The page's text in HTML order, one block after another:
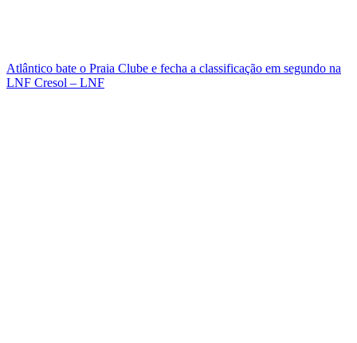
Atlântico bate o Praia Clube e fecha a classificação em segundo na
LNF Cresol – LNF